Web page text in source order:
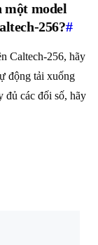
một model
256?#
Caltech-256, hãy
động tải xuống
đủ các đối số, hãy